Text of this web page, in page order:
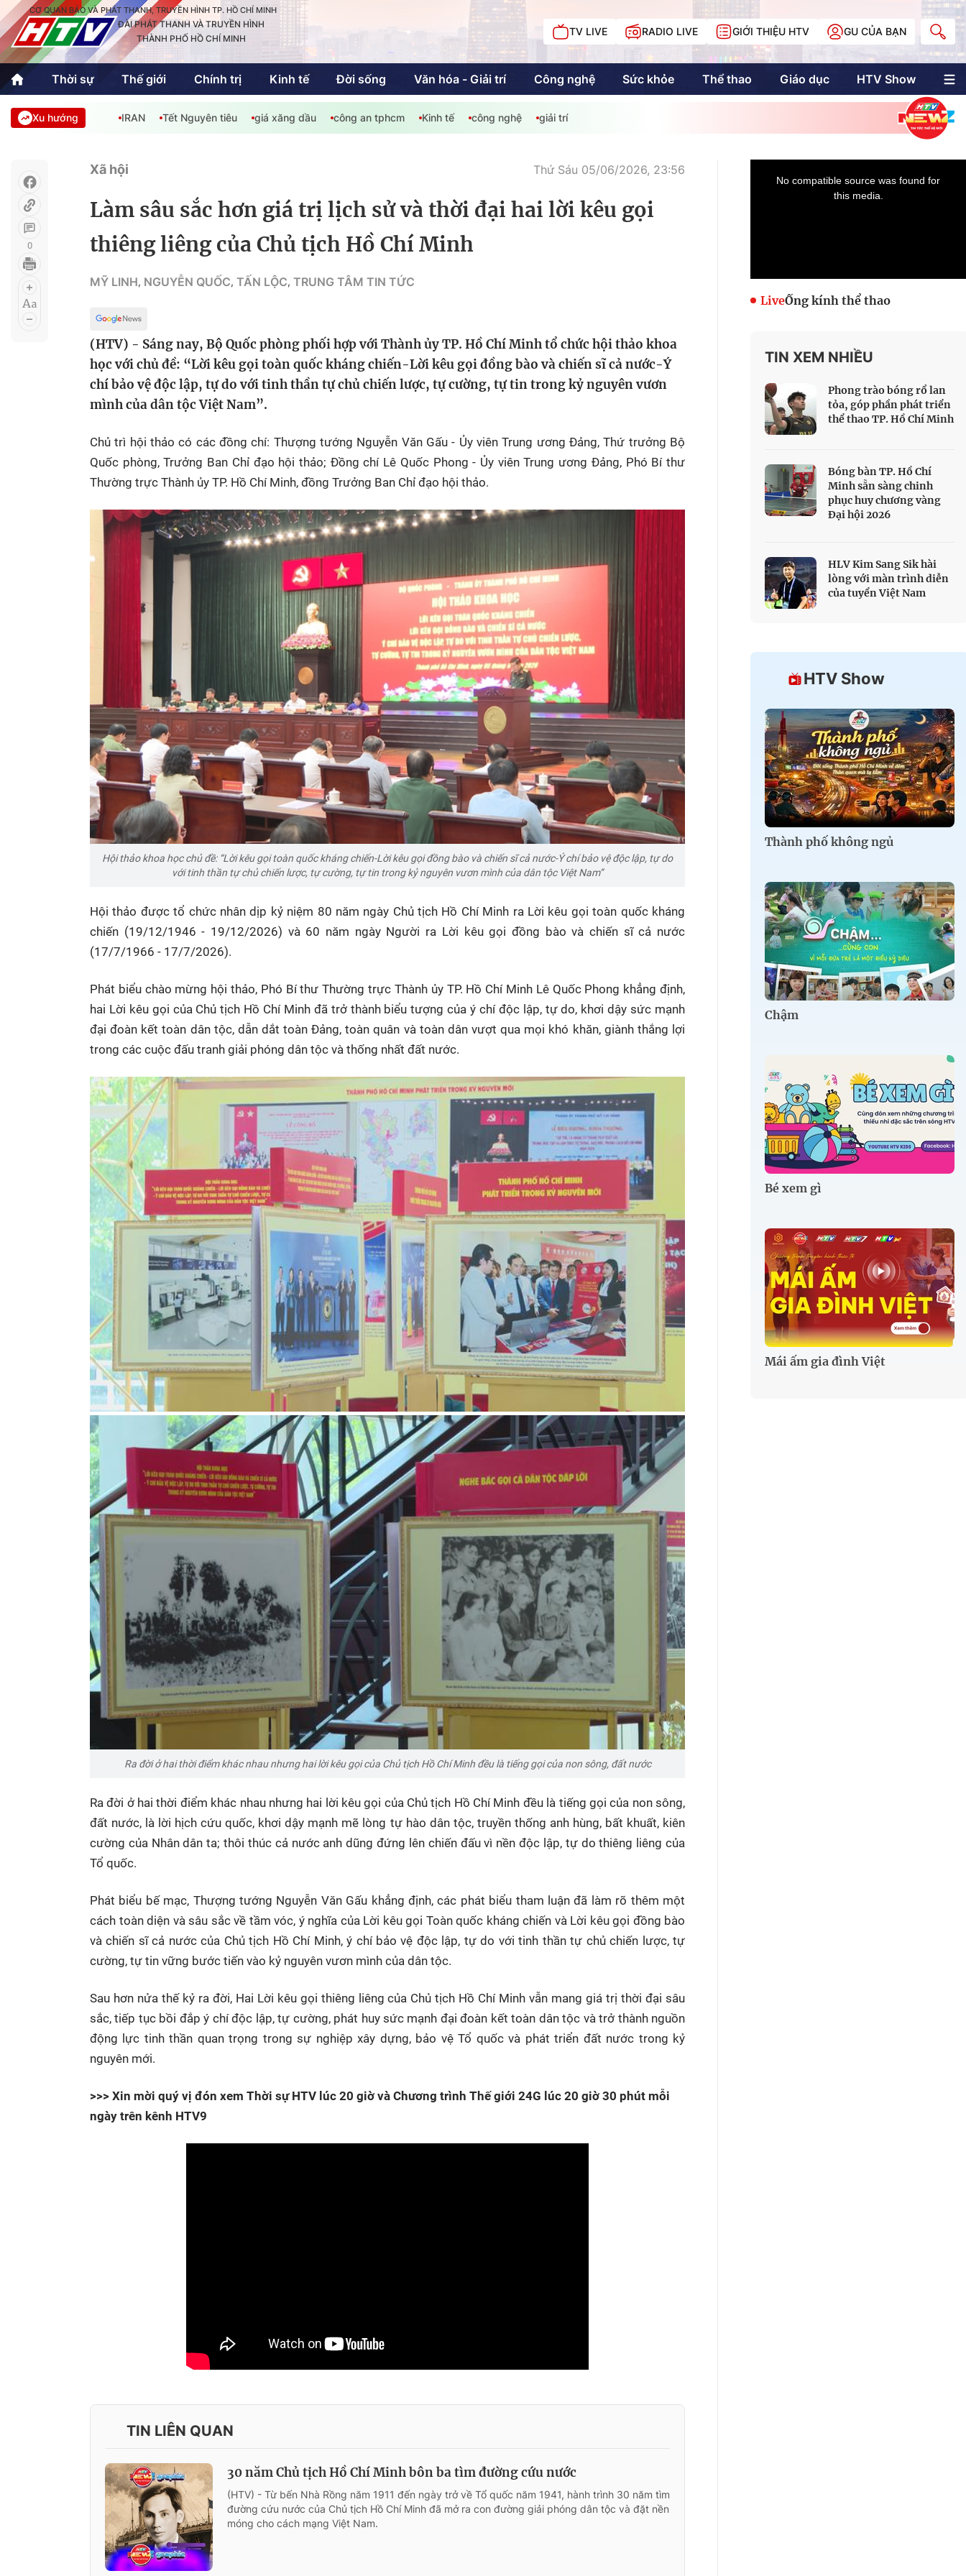
CƠ QUAN BÁO VÀ PHÁT THANH, TRUYỀN HÌNH TP. HỒ CHÍ MINH
ĐÀI PHÁT THANH VÀ TRUYỀN HÌNH
THÀNH PHỐ HỒ CHÍ MINH
TV LIVE RADIO LIVE GIỚI THIỆU HTV GU CỦA BẠN
Thời sự Thế giới Chính trị Kinh tế Đời sống Văn hóa - Giải trí Công nghệ Sức khỏe Thể thao Giáo dục HTV Show
Thời sự
Thể thao
Văn hóa - Giải trí
Giáo dục Kinh tế
An Sinh
Công nghệ Phóng sự Khán giả HTV
Không gian văn hóa
Hồ Chí Minh
Chuyển đổi số
Thành phố không
ngủ
Chậm
Mái ấm gia đình
Việt
Các chương trình
khác
Phim truyền hình
Phim tài liệu
Made By Vietnam
Ngày hội HTV
Chung một tấm
lòng
Cuộc đua xe đạp
Cúp Truyền hình
SEA Games 33
Multimedia
Multiform
Doanh nhân Sài
Gòn
Xu hướng IRAN Tết Nguyên tiêu giá xăng dầu công an tphcm Kinh tế công nghệ giải trí
0
Xã hội Thứ Sáu 05/06/2026, 23:56
Làm sâu sắc hơn giá trị lịch sử và thời đại hai lời kêu gọi
thiêng liêng của Chủ tịch Hồ Chí Minh
MỸ LINH, NGUYỄN QUỐC, TẤN LỘC, TRUNG TÂM TIN TỨC
(HTV) - Sáng nay, Bộ Quốc phòng phối hợp với Thành ủy TP. Hồ Chí Minh tổ chức hội thảo khoa
học với chủ đề: “Lời kêu gọi toàn quốc kháng chiến-Lời kêu gọi đồng bào và chiến sĩ cả nước-Ý
chí bảo vệ độc lập, tự do với tinh thần tự chủ chiến lược, tự cường, tự tin trong kỷ nguyên vươn
mình của dân tộc Việt Nam”.
Chủ trì hội thảo có các đồng chí: Thượng tướng Nguyễn Văn Gấu - Ủy viên Trung ương Đảng, Thứ trưởng Bộ
Quốc phòng, Trưởng Ban Chỉ đạo hội thảo; Đồng chí Lê Quốc Phong - Ủy viên Trung ương Đảng, Phó Bí thư
Thường trực Thành ủy TP. Hồ Chí Minh, đồng Trưởng Ban Chỉ đạo hội thảo.
Hội thảo khoa học chủ đề: “Lời kêu gọi toàn quốc kháng chiến-Lời kêu gọi đồng bào và chiến sĩ cả nước-Ý chí bảo vệ độc lập, tự do
với tinh thần tự chủ chiến lược, tự cường, tự tin trong kỷ nguyên vươn mình của dân tộc Việt Nam”
Hội thảo được tổ chức nhân dịp kỷ niệm 80 năm ngày Chủ tịch Hồ Chí Minh ra Lời kêu gọi toàn quốc kháng
chiến (19/12/1946 - 19/12/2026) và 60 năm ngày Người ra Lời kêu gọi đồng bào và chiến sĩ cả nước
(17/7/1966 - 17/7/2026).
Phát biểu chào mừng hội thảo, Phó Bí thư Thường trực Thành ủy TP. Hồ Chí Minh Lê Quốc Phong khẳng định,
hai Lời kêu gọi của Chủ tịch Hồ Chí Minh đã trở thành biểu tượng của ý chí độc lập, tự do, khơi dậy sức mạnh
đại đoàn kết toàn dân tộc, dẫn dắt toàn Đảng, toàn quân và toàn dân vượt qua mọi khó khăn, giành thắng lợi
trong các cuộc đấu tranh giải phóng dân tộc và thống nhất đất nước.
Ra đời ở hai thời điểm khác nhau nhưng hai lời kêu gọi của Chủ tịch Hồ Chí Minh đều là tiếng gọi của non sông, đất nước
Ra đời ở hai thời điểm khác nhau nhưng hai lời kêu gọi của Chủ tịch Hồ Chí Minh đều là tiếng gọi của non sông,
đất nước, là lời hịch cứu quốc, khơi dậy mạnh mẽ lòng tự hào dân tộc, truyền thống anh hùng, bất khuất, kiên
cường của Nhân dân ta; thôi thúc cả nước anh dũng đứng lên chiến đấu vì nền độc lập, tự do thiêng liêng của
Tổ quốc.
Phát biểu bế mạc, Thượng tướng Nguyễn Văn Gấu khẳng định, các phát biểu tham luận đã làm rõ thêm một
cách toàn diện và sâu sắc về tầm vóc, ý nghĩa của Lời kêu gọi Toàn quốc kháng chiến và Lời kêu gọi đồng bào
và chiến sĩ cả nước của Chủ tịch Hồ Chí Minh, ý chí bảo vệ độc lập, tự do với tinh thần tự chủ chiến lược, tự
cường, tự tin vững bước tiến vào kỷ nguyên vươn mình của dân tộc.
Sau hơn nửa thế kỷ ra đời, Hai Lời kêu gọi thiêng liêng của Chủ tịch Hồ Chí Minh vẫn mang giá trị thời đại sâu
sắc, tiếp tục bồi đắp ý chí độc lập, tự cường, phát huy sức mạnh đại đoàn kết toàn dân tộc và trở thành nguồn
động lực tinh thần quan trọng trong sự nghiệp xây dựng, bảo vệ Tổ quốc và phát triển đất nước trong kỷ
nguyên mới.
>>> Xin mời quý vị đón xem Thời sự HTV lúc 20 giờ và Chương trình Thế giới 24G lúc 20 giờ 30 phút mỗi
ngày trên kênh HTV9
TIN LIÊN QUAN
30 năm Chủ tịch Hồ Chí Minh bôn ba tìm đường cứu nước
(HTV) - Từ bến Nhà Rồng năm 1911 đến ngày trở về Tổ quốc năm 1941, hành trình 30 năm tìm
đường cứu nước của Chủ tịch Hồ Chí Minh đã mở ra con đường giải phóng dân tộc và đặt nền
móng cho cách mạng Việt Nam.
LiveỐng kính thể thao
TIN XEM NHIỀU
Phong trào bóng rổ lan
tỏa, góp phần phát triển
thể thao TP. Hồ Chí Minh
Bóng bàn TP. Hồ Chí
Minh sẵn sàng chinh
phục huy chương vàng
Đại hội 2026
HLV Kim Sang Sik hài
lòng với màn trình diễn
của tuyển Việt Nam
HTV Show
Thành phố không ngủ
Chậm
Bé xem gì
Mái ấm gia đình Việt